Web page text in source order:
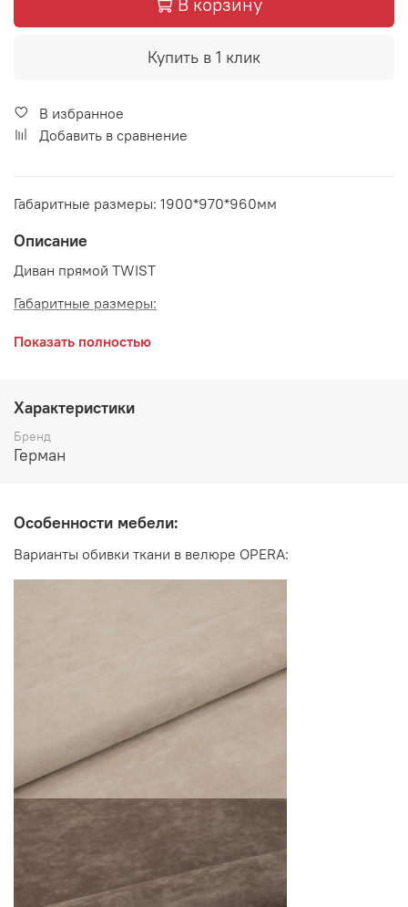
Купить в 1 клик
В избранное
Добавить в сравнение
Габаритные размеры: 1900*970*960мм
Описание
Диван прямой TWIST
Габаритные размеры:
длина 1900 мм
высота 960 мм
Габаритные размеры в разложенном виде:
длина 1900 мм
ширина 1250 мм
высота 410 мм
Спальное место:
1250*1900 мм
Посадочное место: глубина 630 мм, высота 410 мм
Материалы:
Показать полностью
Характеристики
Бренд
Герман
Особенности мебели:
Варианты обивки ткани в велюре OPERA: